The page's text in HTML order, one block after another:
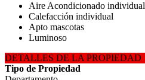
Aire Acondicionado individual
Calefacción individual
Apto mascotas
Luminoso
DETALLES DE LA PROPIEDAD
Tipo de Propiedad